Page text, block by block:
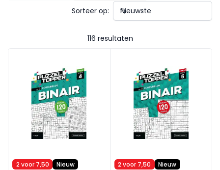
116 resultaten
Sorteer op:
2 voor 7,50 Nieuw 2 voor 7,50 Nieuw